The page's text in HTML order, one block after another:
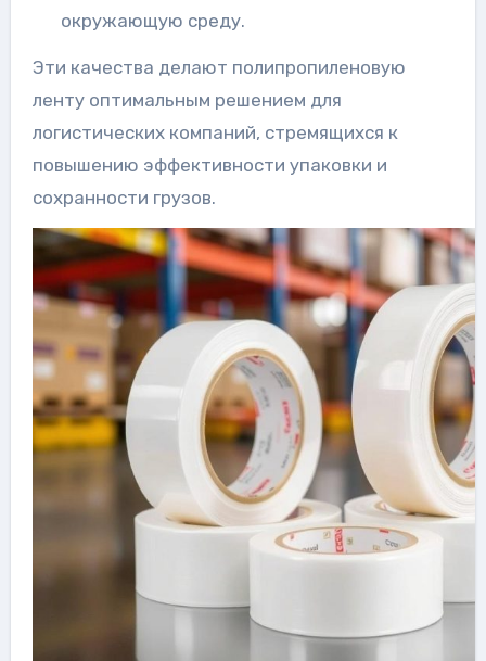
окружающую среду.
Эти качества делают полипропиленовую
ленту оптимальным решением для
логистических компаний, стремящихся к
повышению эффективности упаковки и
сохранности грузов.